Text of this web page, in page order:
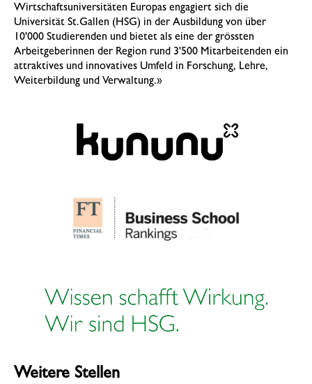
Wirtschaftsuniversitäten Europas engagiert sich die
Universität St.Gallen (HSG) in der Ausbildung von über
10'000 Studierenden und bietet als eine der grössten
Arbeitgeberinnen der Region rund 3'500 Mitarbeitenden ein
attraktives und innovatives Umfeld in Forschung, Lehre,
Weiterbildung und Verwaltung.»
Weitere Stellen